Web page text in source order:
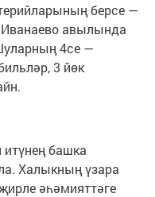
берсе —
Иванаево авылында
4се —
3 йөк
башка
Халыкның үзара
әһәмияттәге